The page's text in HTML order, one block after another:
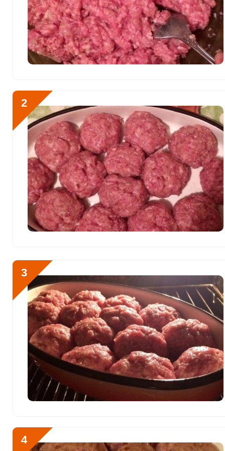
Витамин E 7.2 мг
Биотин 22.3 мг
Витамин К 2.3 мкг
Калий
Кальций 244.9 мг
Кремний 3.8 мг
Магний 296.3 мг
Натрий 7629.2 мг
Сера 278.7 мг
Фосфор 1667.2 мг
Алюминий
Железо 22 мг
Йод 105.2 мкг
Кобальт 59.4 мкг
Литий 0
Марганец 0.7 мкг
1060.5 мкг
Рубидий
2
3
4
Размороженный
воде хлебом,
до полной однородности.
Отправляя эту форму, вы